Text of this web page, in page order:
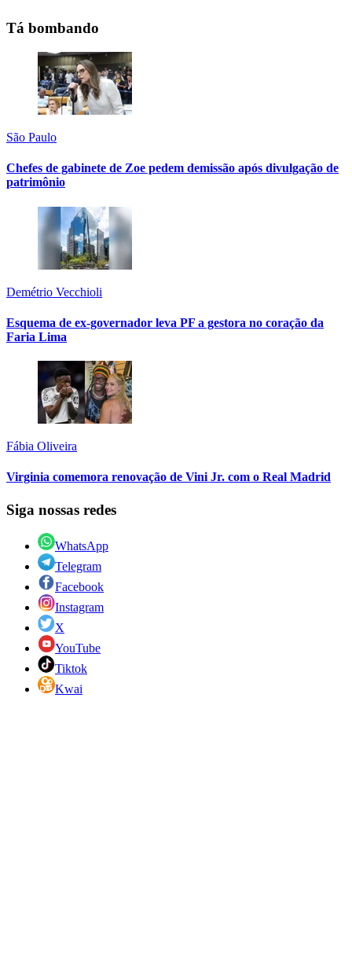
Tá bombando
São Paulo
Chefes de gabinete de Zoe pedem demissão após divulgação de
patrimônio
Demétrio Vecchioli
Esquema de ex-governador leva PF a gestora no coração da
Faria Lima
Fábia Oliveira
Virginia comemora renovação de Vini Jr. com o Real Madrid
Siga nossas redes
WhatsApp
Telegram
Facebook
Instagram
X
YouTube
Tiktok
Kwai